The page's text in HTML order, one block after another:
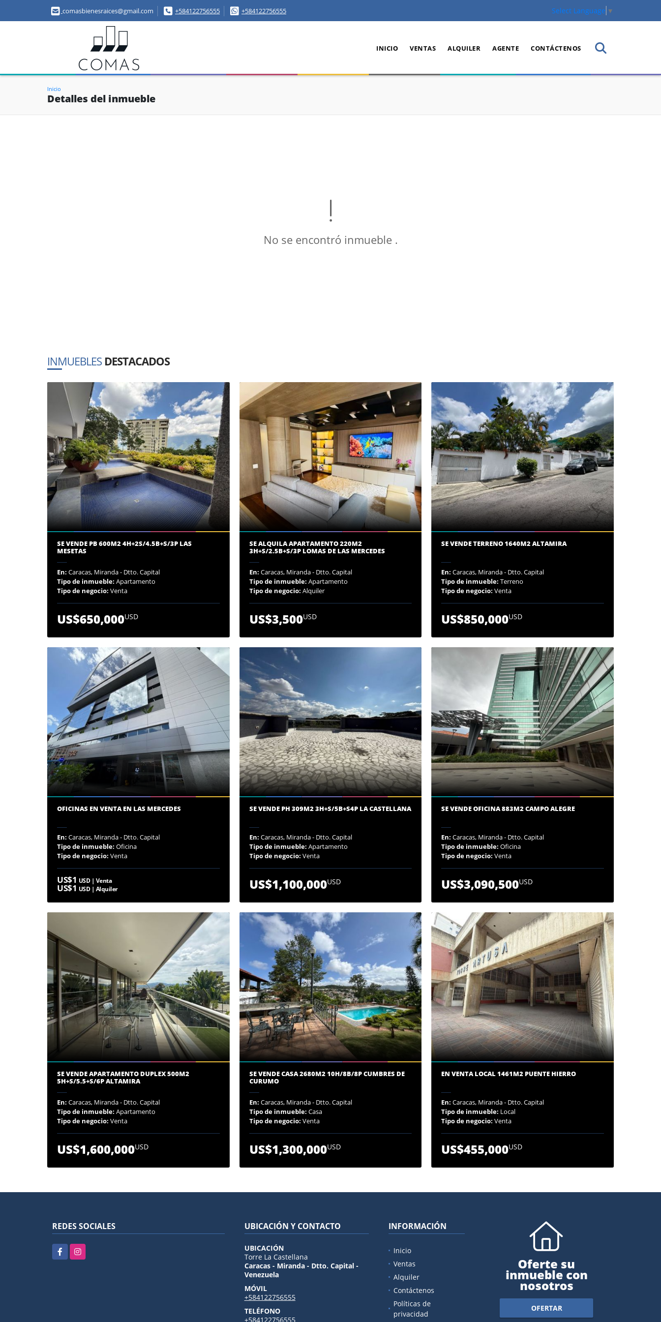
comasbienesraices@gmail.com +584122756555 +584122756555 Select Language ▼
INICIO VENTAS ALQUILER AGENTE CONTÁCTENOS
Inicio
Detalles del inmueble
No se encontró inmueble .
INMUEBLES DESTACADOS
SE VENDE PB 600M2 4H+2S/4.5B+S/3P LAS
MESETAS
En: Caracas, Miranda - Dtto. Capital
Tipo de inmueble: Apartamento
Tipo de negocio: Venta
US$650,000USD
SE ALQUILA APARTAMENTO 220M2
3H+S/2.5B+S/3P LOMAS DE LAS MERCEDES
En: Caracas, Miranda - Dtto. Capital
Tipo de inmueble: Apartamento
Tipo de negocio: Alquiler
US$3,500USD
SE VENDE TERRENO 1640M2 ALTAMIRA
En: Caracas, Miranda - Dtto. Capital
Tipo de inmueble: Terreno
Tipo de negocio: Venta
US$850,000USD
OFICINAS EN VENTA EN LAS MERCEDES
En: Caracas, Miranda - Dtto. Capital
Tipo de inmueble: Oficina
Tipo de negocio: Venta
US$1 USD | Venta
US$1 USD | Alquiler
SE VENDE PH 309M2 3H+S/5B+S4P LA CASTELLANA
En: Caracas, Miranda - Dtto. Capital
Tipo de inmueble: Apartamento
Tipo de negocio: Venta
US$1,100,000USD
SE VENDE OFICINA 883M2 CAMPO ALEGRE
En: Caracas, Miranda - Dtto. Capital
Tipo de inmueble: Oficina
Tipo de negocio: Venta
US$3,090,500USD
SE VENDE APARTAMENTO DUPLEX 500M2
5H+S/5.5+S/6P ALTAMIRA
En: Caracas, Miranda - Dtto. Capital
Tipo de inmueble: Apartamento
Tipo de negocio: Venta
US$1,600,000USD
SE VENDE CASA 2680M2 10H/8B/8P CUMBRES DE
CURUMO
En: Caracas, Miranda - Dtto. Capital
Tipo de inmueble: Casa
Tipo de negocio: Venta
US$1,300,000USD
EN VENTA LOCAL 1461M2 PUENTE HIERRO
En: Caracas, Miranda - Dtto. Capital
Tipo de inmueble: Local
Tipo de negocio: Venta
US$455,000USD
REDES SOCIALES
FacebookInstagram
UBICACIÓN Y CONTACTO
UBICACIÓN
Torre La Castellana
Caracas - Miranda - Dtto. Capital -
Venezuela
MÓVIL
+584122756555
TELÉFONO
+584122756555
INFORMACIÓN
Inicio
Ventas
Alquiler
Contáctenos
Políticas de
privacidad
Oferte su
inmueble con
nosotros
OFERTAR